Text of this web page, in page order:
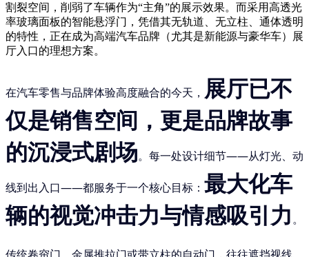
割裂空间，削弱了车辆作为“主角”的展示效果。而采用高透光
率玻璃面板的智能悬浮门，凭借其无轨道、无立柱、通体透明
的特性，正在成为高端汽车品牌（尤其是新能源与豪华车）展
厅入口的理想方案。
在汽车零售与品牌体验高度融合的今天， 展厅已不
仅是销售空间，更是品牌故事
的沉浸式剧场。每一处设计细节——从灯光、动
线到出入口——都服务于一个核心目标： 最大化车
辆的视觉冲击力与情感吸引力。